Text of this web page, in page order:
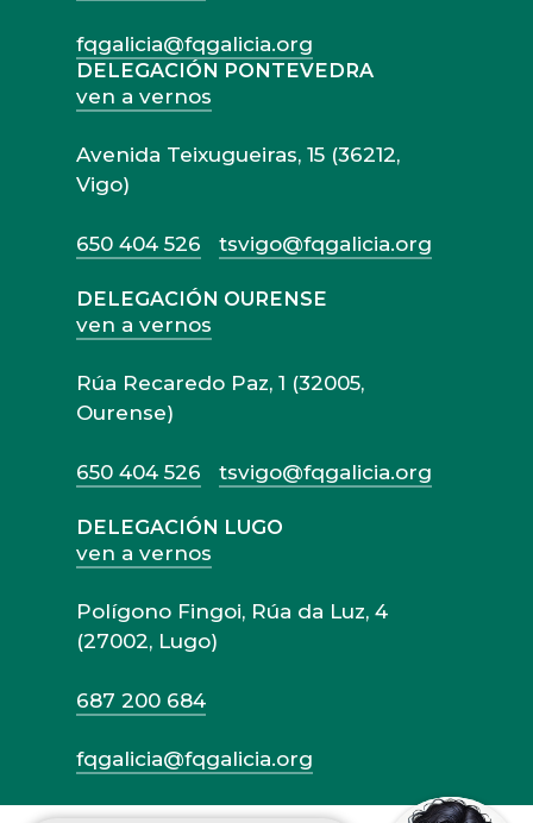
fqgalicia@fqgalicia.org
DELEGACIÓN PONTEVEDRA
ven a vernos
Avenida Teixugueiras, 15 (36212,
Vigo)
650 404 526 tsvigo@fqgalicia.org
DELEGACIÓN OURENSE
ven a vernos
Rúa Recaredo Paz, 1 (32005,
Ourense)
650 404 526 tsvigo@fqgalicia.org
DELEGACIÓN LUGO
ven a vernos
Polígono Fingoi, Rúa da Luz, 4
(27002, Lugo)
687 200 684
fqgalicia@fqgalicia.org